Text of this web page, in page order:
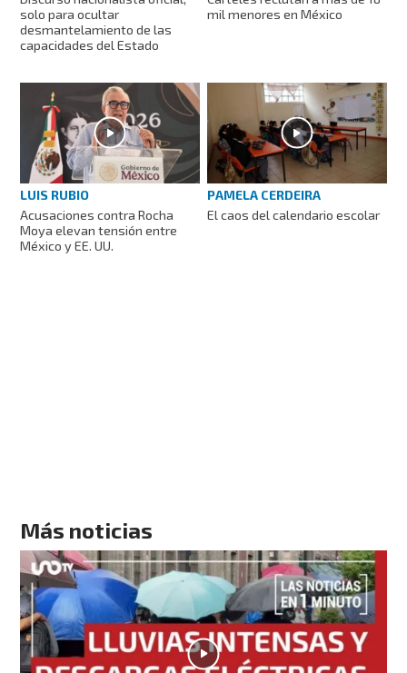
solo para ocultar
desmantelamiento de las
capacidades del Estado
mil menores en México
LUIS RUBIO
Acusaciones contra Rocha
Moya elevan tensión entre
México y EE. UU.
PAMELA CERDEIRA
El caos del calendario escolar
Más noticias